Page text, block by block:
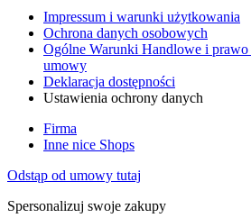
Impressum i warunki użytkowania
Ochrona danych osobowych
Ogólne Warunki Handlowe i prawo
umowy
Deklaracja dostępności
Ustawienia ochrony danych
Firma
Inne nice Shops
Odstąp od umowy tutaj
Spersonalizuj swoje zakupy